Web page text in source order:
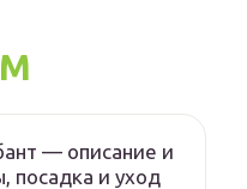
— описание и
посадка и уход